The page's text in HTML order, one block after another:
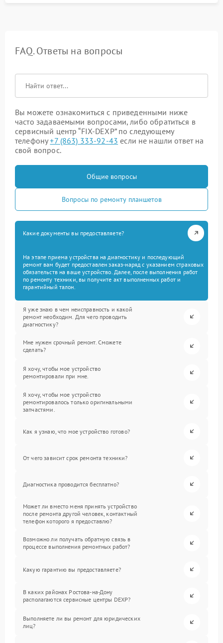
FAQ. Ответы на вопросы
Вы можете ознакомиться с приведенными ниже
часто задаваемыми вопросами, либо обратиться в
сервисный центр “FIX-DEXP” по следующему
телефону+7 (863) 333-92-43 если не нашли ответ на
свой вопрос.
Общие вопросы
Вопросы по ремонту планшетов
Какие документы вы предоставляете?
На этапе приема устройства на диагностику и последующий
ремонт вам будет предоставлен заказ-наряд с указанием страховых
обязательств на ваше устройство. Далее, после выполнения работ
по ремонту техники, вы получите акт выполненных работ и
гарантийный талон.
Я уже знаю в чем неисправность и какой
ремонт необходим. Для чего проводить
диагностику?
Мне нужен срочный ремонт. Сможете
сделать?
Я хочу, чтобы мое устройство
ремонтировали при мне.
Я хочу, чтобы мое устройство
ремонтировалось только оригинальными
запчастями.
Как я узнаю, что мое устройство готово?
От чего зависит срок ремонта техники?
Диагностика проводится бесплатно?
Может ли вместо меня принять устройство
после ремонта другой человек, контактный
телефон которого я предоставлю?
Возможно ли получать обратную связь в
процессе выполнения ремонтных работ?
Какую гарантию вы предоставляете?
В каких районах Ростова-на-Дону
располагаются сервисные центры DEXP?
Выполняете ли вы ремонт для юридических
лиц?